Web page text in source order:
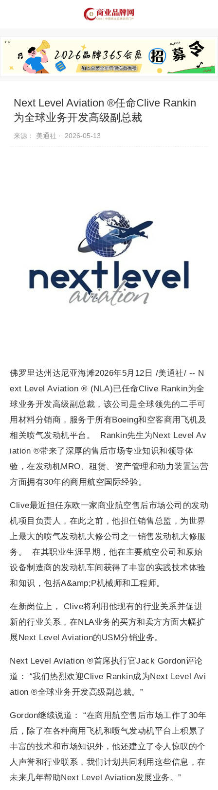
推荐品牌 品牌故事
Next Level Aviation ®任命Clive Rankin
为全球业务开发高级副总裁
来源： 美通社 · 2026-05-13
佛罗里达州达尼亚海滩2026年5月12日 /美通社/ -- N
ext Level Aviation ® (NLA)已任命Clive Rankin为全
球业务开发高级副总裁，该公司是全球领先的二手可
用材料分销商，服务于所有Boeing和空客商用飞机及
相关喷气发动机平台。 Rankin先生为Next Level Av
iation ®带来了深厚的售后市场专业知识和领导体
验，在发动机MRO、租赁、资产管理和动力装置运营
方面拥有30年的商用航空国际经验。
Clive最近担任东欧一家商业航空售后市场公司的发动
机项目负责人，在此之前，他担任销售总监，为世界
上最大的喷气发动机大修公司之一销售发动机大修服
务。 在其职业生涯早期，他在主要航空公司和原始
设备制造商的发动机车间获得了丰富的实践技术体验
和知识，包括A&amp;P机械师和工程师。
在新岗位上， Clive将利用他现有的行业关系并促进
新的行业关系，在NLA业务的买方和卖方方面大幅扩
展Next Level Aviation的USM分销业务。
Next Level Aviation ®首席执行官Jack Gordon评论
道： “我们热烈欢迎Clive Rankin成为Next Level Avi
ation ®全球业务开发高级副总裁。”
Gordon继续说道： “在商用航空售后市场工作了30年
后，除了在各种商用飞机和喷气发动机平台上积累了
丰富的技术和市场知识外，他还建立了令人惊叹的个
人声誉和行业联系，我们计划共同利用这些信息，在
未来几年帮助Next Level Aviation发展业务。”